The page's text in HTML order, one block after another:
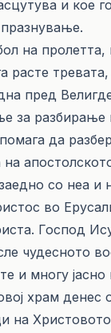
и кое
на
расте
пред
за разбирање
да
со неа и
во
Господ
чудесното
и многу
храм
на